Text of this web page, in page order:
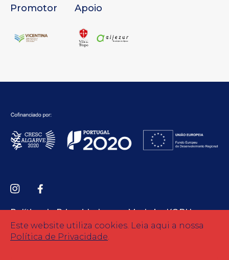
Este website utiliza cookies. Leia aqui a nossa
Política de Privacidade.
Promotor Apoio
Política de Privacidade Made by KOBU